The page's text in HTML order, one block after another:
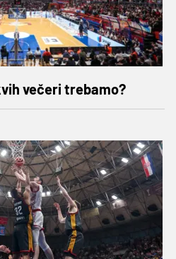
večeri trebamo?